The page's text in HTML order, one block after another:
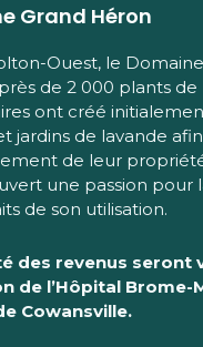
Grand Héron
Ouest, le
de 2 000 plants de
ont créé
jardins de lavande
de leur
une passion pour
de son utilisation.
des revenus seront
de l’Hôpital Brome-
Cowansville.